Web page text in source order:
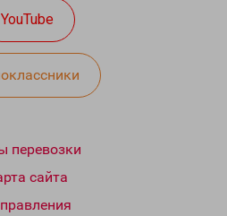
YouTube
перевозки
сайта